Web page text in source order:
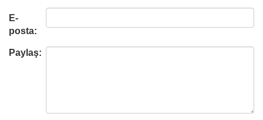
E-
posta:
Paylaş: